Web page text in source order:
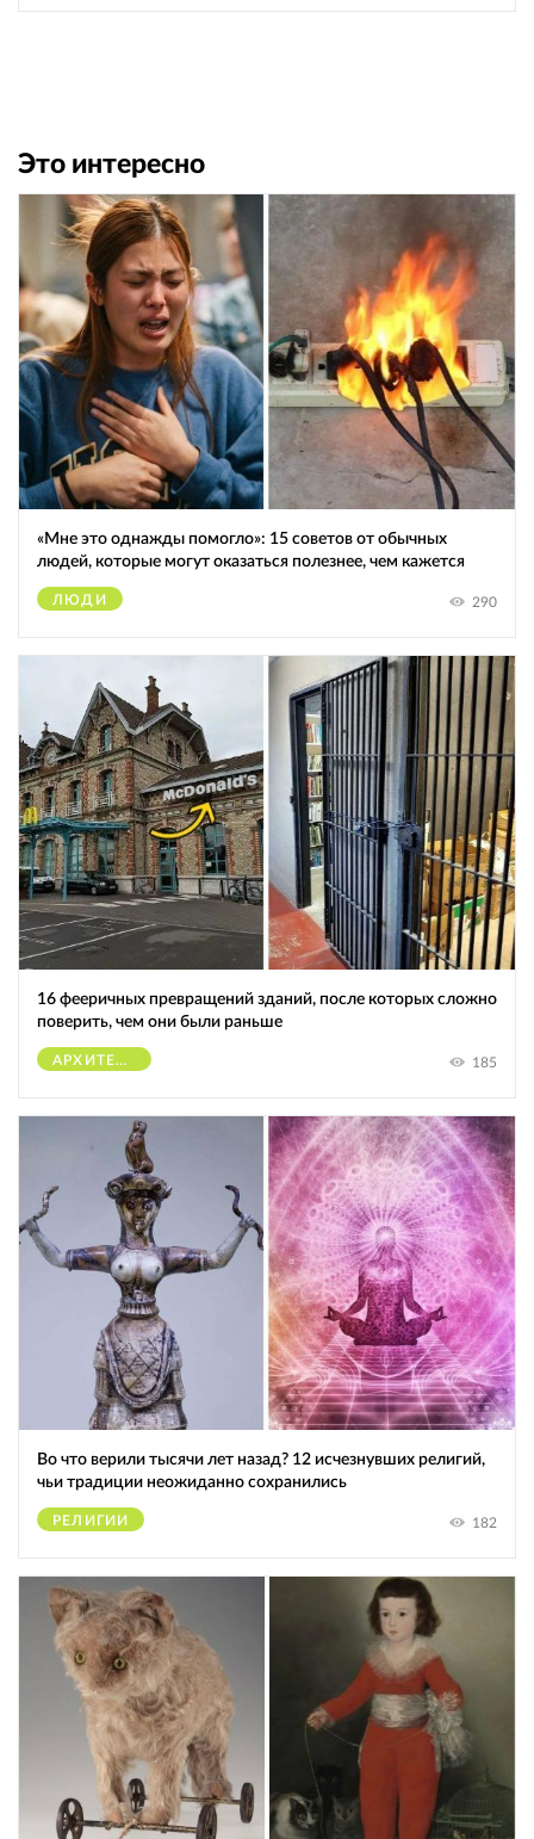
Это интересно
«Мне это однажды помогло»: 15 советов от обычных
людей, которые могут оказаться полезнее, чем кажется
ЛЮДИ 290
16 фееричных превращений зданий, после которых сложно
поверить, чем они были раньше
АРХИТЕКТУРА 185
Во что верили тысячи лет назад? 12 исчезнувших религий,
чьи традиции неожиданно сохранились
РЕЛИГИИ 182